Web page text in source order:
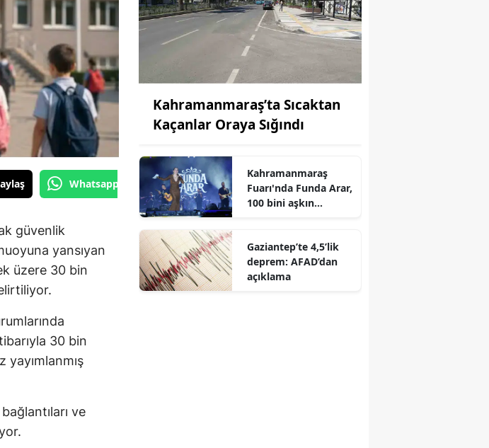
Whatsapp'tan Gönder
güvenlik
yansıyan
üzere 30 bin
30 bin
yayımlanmış
ve
Kahramanmaraş’ta Sıcaktan
Kaçanlar Oraya Sığındı
Kahramanmaraş
Fuarı'nda Funda Arar,
100 bini aşkın
Gaziantep’te 4,5’lik
deprem: AFAD’dan
açıklama